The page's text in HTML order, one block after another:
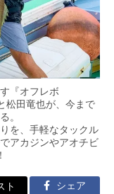
『オフレボ
松田竜也が、今まで
。
を、手軽なタックル
アカジンやアオチビ
ト シェア